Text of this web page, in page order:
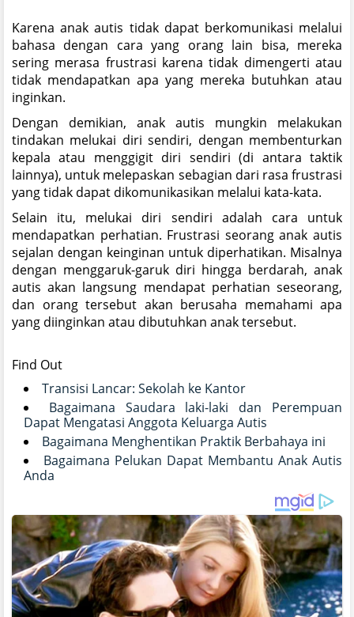
Karena anak autis tidak dapat berkomunikasi melalui
bahasa dengan cara yang orang lain bisa, mereka
sering merasa frustrasi karena tidak dimengerti atau
tidak mendapatkan apa yang mereka butuhkan atau
inginkan.
Dengan demikian, anak autis mungkin melakukan
tindakan melukai diri sendiri, dengan membenturkan
kepala atau menggigit diri sendiri (di antara taktik
lainnya), untuk melepaskan sebagian dari rasa frustrasi
yang tidak dapat dikomunikasikan melalui kata-kata.
Selain itu, melukai diri sendiri adalah cara untuk
mendapatkan perhatian. Frustrasi seorang anak autis
sejalan dengan keinginan untuk diperhatikan. Misalnya
dengan menggaruk-garuk diri hingga berdarah, anak
autis akan langsung mendapat perhatian seseorang,
dan orang tersebut akan berusaha memahami apa
yang diinginkan atau dibutuhkan anak tersebut.
Find Out
Transisi Lancar: Sekolah ke Kantor
Bagaimana Saudara laki-laki dan Perempuan
Dapat Mengatasi Anggota Keluarga Autis
Bagaimana Menghentikan Praktik Berbahaya ini
Bagaimana Pelukan Dapat Membantu Anak Autis
Anda